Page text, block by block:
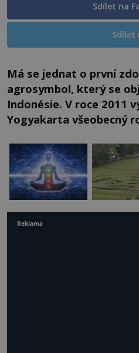
Sdílet na
Sdílet
Má se jednat o první
agrosymbol, který se
Indonésie. V roce 2011
Yogyakarta všeobecný
Reklama